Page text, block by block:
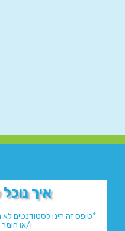
איך
*טופס זה הינו לסטודנטים
ו/או חומר